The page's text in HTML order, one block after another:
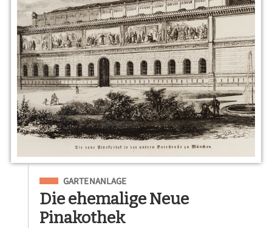
Eingeordnet unter
GARTENANLAGE
Die ehemalige Neue
Pinakothek